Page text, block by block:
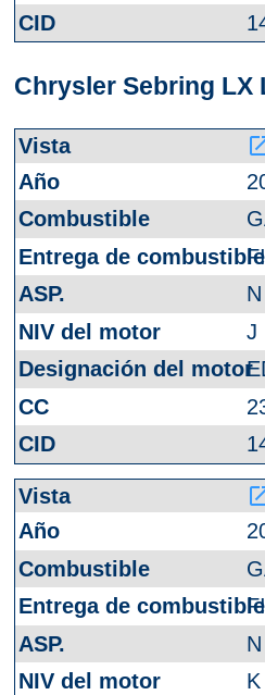
Chrysler Sebring LX
FI
N
J
FI
N
K